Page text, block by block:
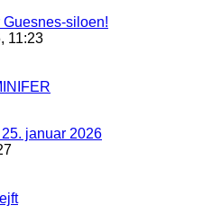
Guesnes-siloen!
11:23
januar 2026